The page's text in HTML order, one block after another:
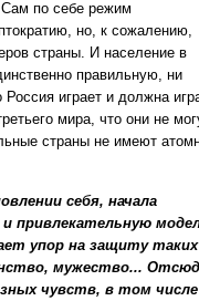
Сам по себе режим
но, к сожалению,
страны. И население в
правильную, ни
играет и должна
мира, что они не
страны не имеют
себя, начала
привлекательную
упор на защиту таких
мужество...
чувств, в том числе